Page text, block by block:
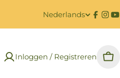
T
a
Nederlands
Inloggen / Registreren